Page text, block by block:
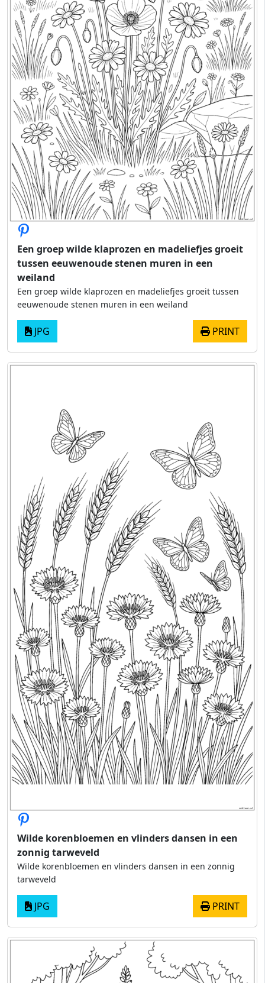
Een groep wilde klaprozen en madeliefjes groeit
tussen eeuwenoude stenen muren in een
weiland
Een groep wilde klaprozen en madeliefjes groeit tussen
eeuwenoude stenen muren in een weiland
JPG PRINT
Wilde korenbloemen en vlinders dansen in een
zonnig tarweveld
Wilde korenbloemen en vlinders dansen in een zonnig
tarweveld
JPG PRINT